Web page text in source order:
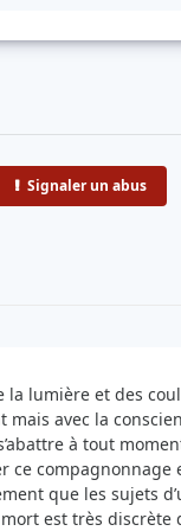
Signaler un abus
la lumière et des
mais avec la
à tout
ce compagnonnage
que les sujets
est très discrète